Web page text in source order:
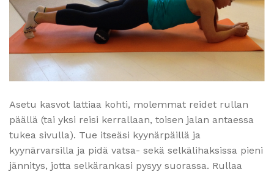
Asetu kasvot lattiaa kohti, molemmat reidet rullan
päällä (tai yksi reisi kerrallaan, toisen jalan antaessa
tukea sivulla). Tue itseäsi kyynärpäillä ja
kyynärvarsilla ja pidä vatsa- sekä selkälihaksissa pieni
jännitys, jotta selkärankasi pysyy suorassa. Rullaa